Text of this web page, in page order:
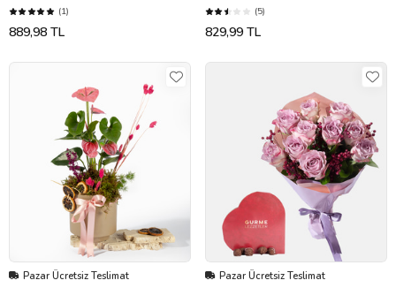
(1)
889,98 TL
(5)
829,99 TL
Pazar Ücretsiz Teslimat Pazar Ücretsiz Teslimat